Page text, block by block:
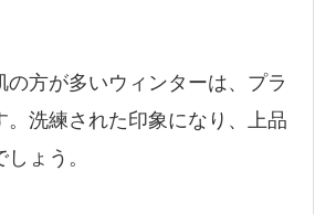
方が多いウィンターは、プラ
。洗練された印象になり、上品
ょう。